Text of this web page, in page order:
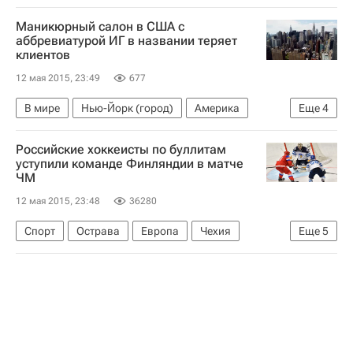
Северная Америка
Европа
Джон Керри
Сергей Лавров
Государственный департамент США
Россия
Маникюрный салон в США с
аббревиатурой ИГ в названии теряет
клиентов
12 мая 2015, 23:49 677
Еще4
В мире Нью-Йорк (город)
Америка
Нью-Йорк (штат)
Весь мир
Северная Америка
США
Российские хоккеисты по буллитам
уступили команде Финляндии в матче
ЧМ
12 мая 2015, 23:48 36280
Еще5
Спорт Острава Европа
Чехия
Моравскосилезский край
Весь мир